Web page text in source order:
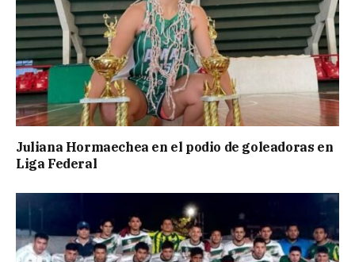
Juliana Hormaechea en el podio de goleadoras en
Liga Federal